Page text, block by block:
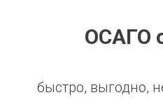
ОСАГО
быстро, выгодно,